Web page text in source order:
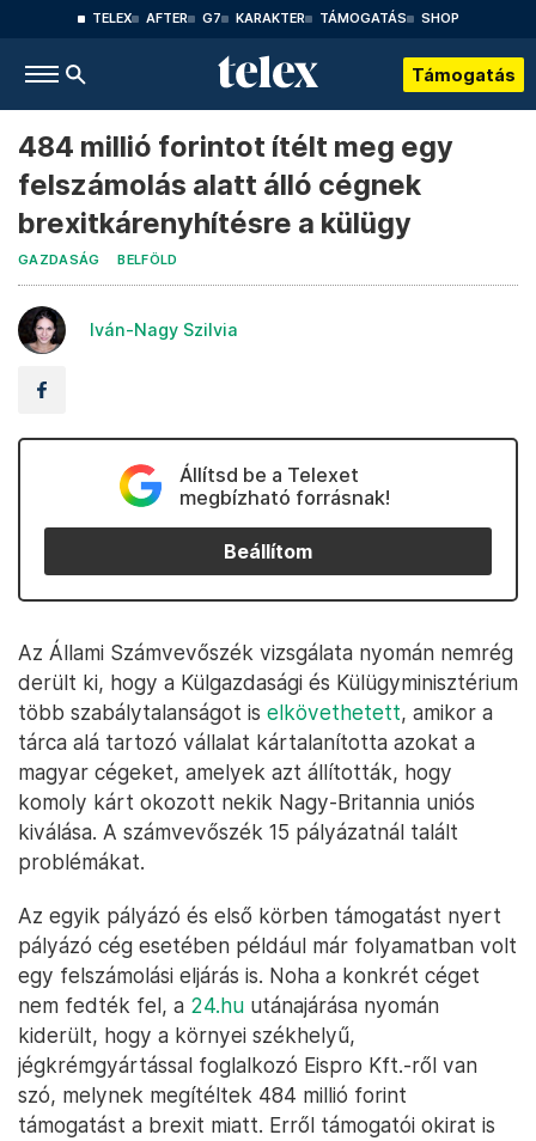
TELEX AFTER G7 KARAKTER TÁMOGATÁS SHOP
Támogatás
484 millió forintot ítélt meg egy
felszámolás alatt álló cégnek
brexitkárenyhítésre a külügy
GAZDASÁG BELFÖLD
Iván-Nagy Szilvia
Állítsd be a Telexet
megbízható forrásnak!
Beállítom
Az Állami Számvevőszék vizsgálata nyomán nemrég
derült ki, hogy a Külgazdasági és Külügyminisztérium
több szabálytalanságot is elkövethetett, amikor a
tárca alá tartozó vállalat kártalanította azokat a
magyar cégeket, amelyek azt állították, hogy
komoly kárt okozott nekik Nagy-Britannia uniós
kiválása. A számvevőszék 15 pályázatnál talált
problémákat.
Az egyik pályázó és első körben támogatást nyert
pályázó cég esetében például már folyamatban volt
egy felszámolási eljárás is. Noha a konkrét céget
nem fedték fel, a 24.hu utánajárása nyomán
kiderült, hogy a környei székhelyű,
jégkrémgyártással foglalkozó Eispro Kft.-ről van
szó, melynek megítéltek 484 millió forint
támogatást a brexit miatt. Erről támogatói okirat is